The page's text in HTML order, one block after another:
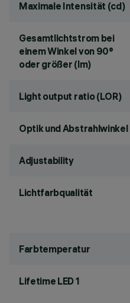
Maximale Intensität (cd)
Gesamtlichtstrom bei
einem Winkel von 90°
oder größer (lm)
Light output ratio (LOR)
Optik und Abstrahlwinkel
Adjustability
Lichtfarbqualität
Farbtemperatur
Lifetime LED 1